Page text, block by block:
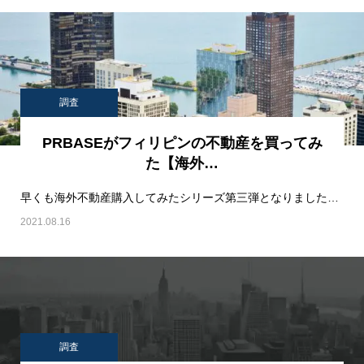
調査
PRBASEがフィリピンの不動産を買ってみ
た【海外…
2021.08.16
調査